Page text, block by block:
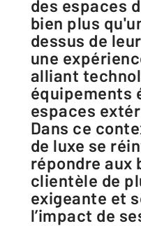
des espaces
bien plus
dessus de
une
alliant
équipements
espaces
Dans ce
de luxe se
répondre aux
clientèle de
exigeante et
l’impact de